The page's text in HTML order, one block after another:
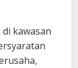
kawasan